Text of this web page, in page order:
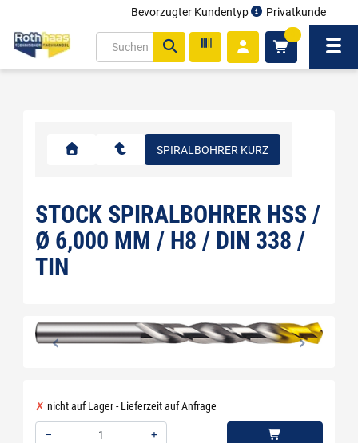
Bevorzugter Kundentyp Privatkunde
SPIRALBOHRER KURZ
STOCK SPIRALBOHRER HSS /
Ø 6,000 MM / H8 / DIN 338 /
TIN
nicht auf Lager - Lieferzeit auf Anfrage
–
+